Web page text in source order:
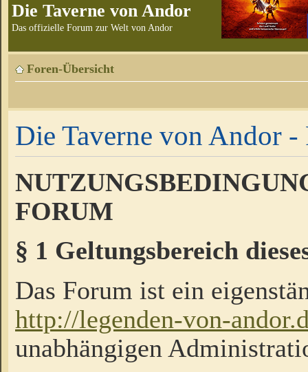
Die Taverne von Andor
Das offizielle Forum zur Welt von Andor
Foren-Übersicht
Die Taverne von Andor -
FORUM
§ 1 Geltungsbereich
Das Forum ist ein
http://legenden-von-
unabhängigen